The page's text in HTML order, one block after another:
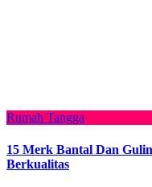
Rumah Tangga
15 Merk Bantal Dan
Berkualitas